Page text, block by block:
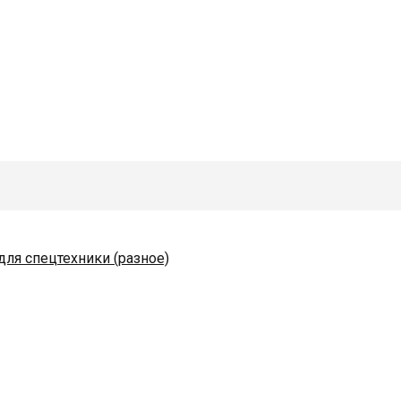
спецтехники (разное)